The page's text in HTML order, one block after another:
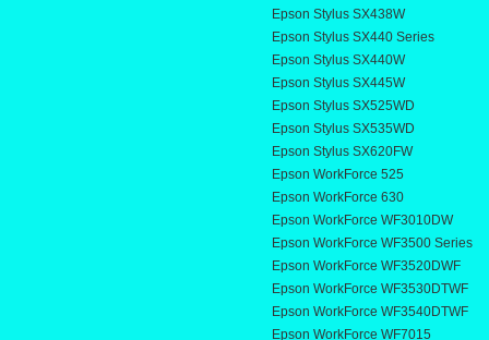
Epson Stylus SX438W
Epson Stylus SX440 Series
Epson Stylus SX440W
Epson Stylus SX445W
Epson Stylus SX525WD
Epson Stylus SX535WD
Epson Stylus SX620FW
Epson WorkForce 525
Epson WorkForce 630
Epson WorkForce WF3010DW
Epson WorkForce WF3500 Series
Epson WorkForce WF3520DWF
Epson WorkForce WF3530DTWF
Epson WorkForce WF3540DTWF
Epson WorkForce WF7015